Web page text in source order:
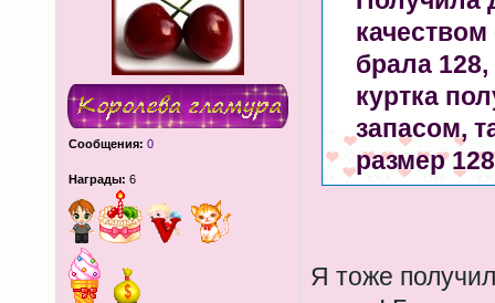
Сообщения: 0
Награды: 6
брала
куртка
запасом,
размер
Я тоже